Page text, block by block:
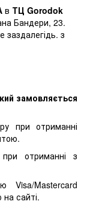
в ТЦ Gorodok
Бандери, 23.
заздалегідь. з
замовляється
при отриманні
отриманні з
Visa/Mastercard
сайті.